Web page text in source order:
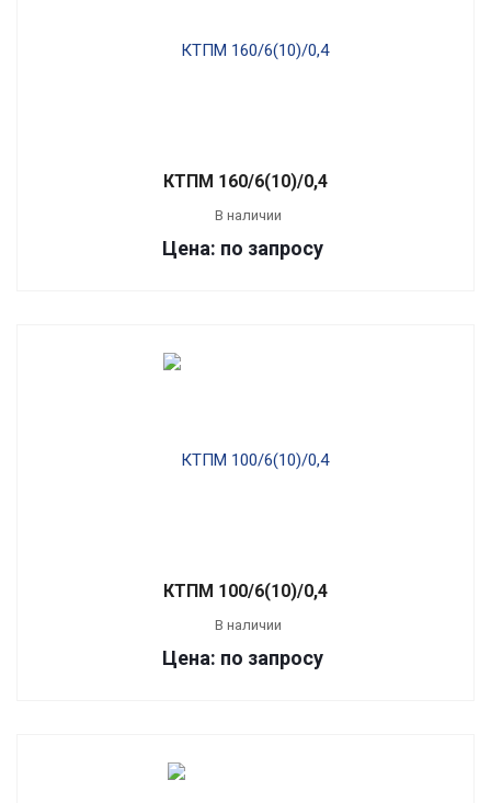
КТПМ 160/6(10)/0,4
В наличии
Цена: по запросу
КТПМ 100/6(10)/0,4
В наличии
Цена: по запросу